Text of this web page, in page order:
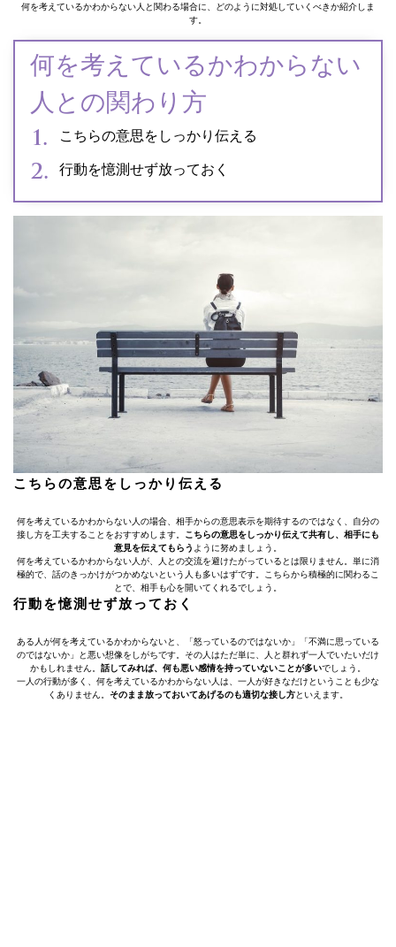
何を考えているかわからない人と関わる場合に、どのように対処していくべきか紹介しま
す。
何を考えているかわからない
人との関わり方
こちらの意思をしっかり伝える
行動を憶測せず放っておく
こちらの意思をしっかり伝える
何を考えているかわからない人の場合、相手からの意思表示を期待するのではなく、自分の
接し方を工夫することをおすすめします。 こちらの意思をしっかり伝えて共有し、相手にも
意見を伝えてもらう ように努めましょう。
何を考えているかわからない人が、人との交流を避けたがっているとは限りません。単に消
極的で、話のきっかけがつかめないという人も多いはずです。こちらから積極的に関わるこ
とで、相手も心を開いてくれるでしょう。
行動を憶測せず放っておく
ある人が何を考えているかわからないと、「怒っているのではないか」「不満に思っている
のではないか」と悪い想像をしがちです。その人はただ単に、人と群れず一人でいたいだけ
かもしれません。 話してみれば、何も悪い感情を持っていないことが多いでしょう。
一人の行動が多く、何を考えているかわからない人は、一人が好きなだけということも少な
くありません。 そのまま放っておいてあげるのも適切な接し方といえます。